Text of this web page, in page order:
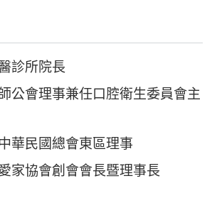
診所院長
公會理事兼任口腔衛生委員會主
華民國總會東區理事
家協會創會會長暨理事長